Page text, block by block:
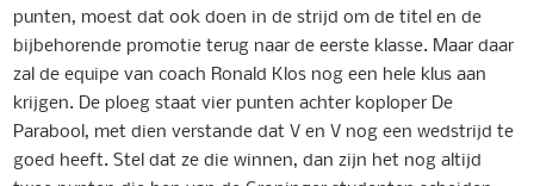
punten, moest dat ook doen in de strijd om de titel en de
bijbehorende promotie terug naar de eerste klasse. Maar daar
zal de equipe van coach Ronald Klos nog een hele klus aan
krijgen. De ploeg staat vier punten achter koploper De
Parabool, met dien verstande dat V en V nog een wedstrijd te
goed heeft. Stel dat ze die winnen, dan zijn het nog altijd